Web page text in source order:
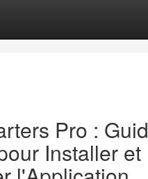
Pro :
Installer et